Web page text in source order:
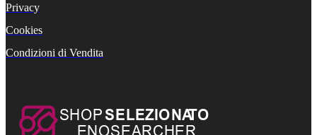
Privacy
Cookies
Condizioni di Vendita